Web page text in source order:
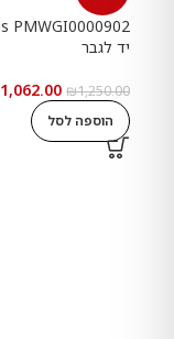
יד לגבר
₪1,250.00
1,062.00
הוספה לסל